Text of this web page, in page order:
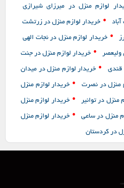
لوازم منزل در میرزای شیرازی
• خریدار لوازم منزل در زرتشت
• خریدار لوازم منزل در نجات الهی
ولیعصر • خریدار لوازم منزل در جنت
قندی • خریدار لوازم منزل در میدان
منزل در نصرت • خریدار لوازم منزل
منزل در توانیر • خریدار لوازم منزل
منزل در ساعی • خریدار لوازم منزل
در کردستان